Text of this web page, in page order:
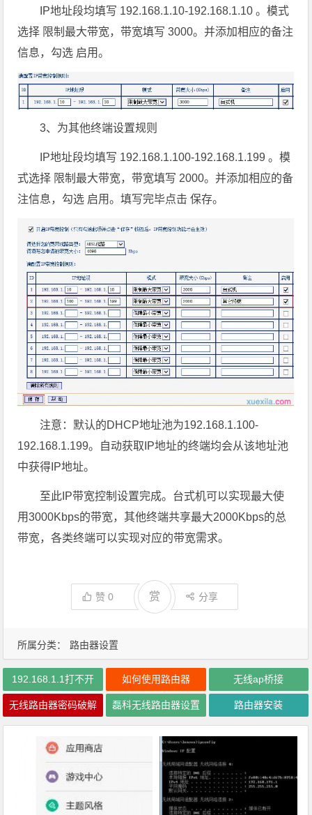
所属分类： 路由器设置
IP地址段均填写 192.168.1.10-192.168.1.10 。模式
选择 限制最大带宽，带宽填写 3000。并添加相应的备注
信息，勾选 启用。
3、为其他终端设置规则
IP地址段均填写 192.168.1.100-192.168.1.199 。模
式选择 限制最大带宽，带宽填写 2000。并添加相应的备
注信息，勾选 启用。填写完毕点击 保存。
注意：默认的DHCP地址池为192.168.1.100-
192.168.1.199。自动获取IP地址的终端均会从该地址池
中获得IP地址。
至此IP带宽控制设置完成。台式机可以实现最大使
用3000Kbps的带宽，其他终端共享最大2000Kbps的总
带宽，各类终端可以实现对应的带宽需求。
赞0 赏 分享
192.168.1.1打不开 如何使用路由器 无线ap桥接
无线路由器密码破解 磊科无线路由器设置 路由器安装